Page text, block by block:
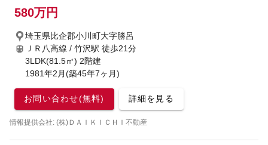
580万円
埼玉県比企郡小川町大字勝呂
ＪＲ八高線 / 竹沢駅 徒歩21分
3LDK(81.5㎡) 2階建
1981年2月(築45年7ヶ月)
お問い合わせ(無料) 詳細を見る
情報提供会社: (株)ＤＡＩＫＩＣＨＩ不動産